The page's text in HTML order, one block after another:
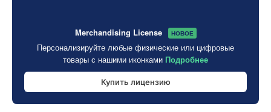
Merchandising License НОВОЕ
Персонализируйте любые физические или цифровые
товары с нашими иконками Подробнее
Купить лицензию